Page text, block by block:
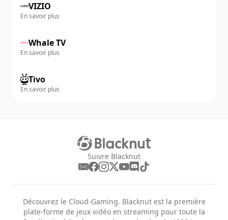
VIZIO
En savoir plus
Whale TV
En savoir plus
Tivo
En savoir plus
Suivre Blacknut
Découvrez le Cloud-Gaming. Blacknut est la première
plate-forme de jeux vidéo en streaming pour toute la